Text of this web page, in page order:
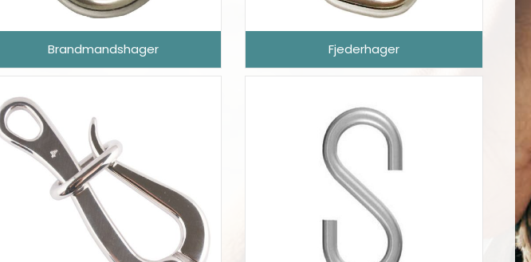
Brandmandshager Fjederhager